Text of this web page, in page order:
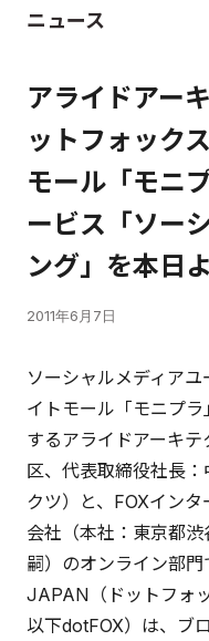
ニュース
アライドアー
ットフォック
モール「モニ
ービス「ソー
ング」を本日
2011年6月7日
ソーシャルメディア
イトモール「モニプラ
するアライドアーキ
区、代表取締役社長
クツ）と、FOXイン
会社（本社：東京都
嗣）のオンライン部
JAPAN（ドットフォ
以下dotFOX）は、ブ